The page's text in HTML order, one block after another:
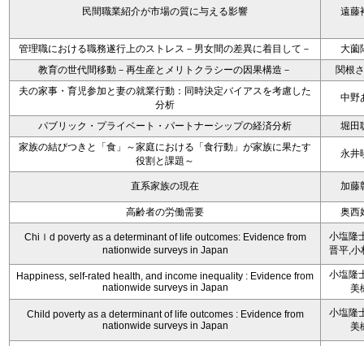
民間職業紹介が市場の質に与える影響 遠藤
管理職における職務遂行上のストレス－男女間の差異に着目して－
大薗
教育の世代間移動－再生産とメリトクラシーの因果構造－
関根
夫の家事・育児参加と妻の就業行動：同時決定バイアスを考慮した
分析
中野
パブリック・プライベート・パートナーシップの経済分析
堀田
家族の結びつきと「食」～家庭における「食行動」が家族に果たす
役割と課題～
永井
直系家族の現在 加藤
高齢者の労働需要 奥西
Chiｌd poverty as a determinant of life outcomes: Evidence from
nationwide surveys in Japan
小塩隆
晋平,小
Happiness, self-rated health, and income inequality : Evidence from
nationwide surveys in Japan
小塩隆
美
Child poverty as a determinant of life outcomes : Evidence from
nationwide surveys in Japan
小塩隆
美